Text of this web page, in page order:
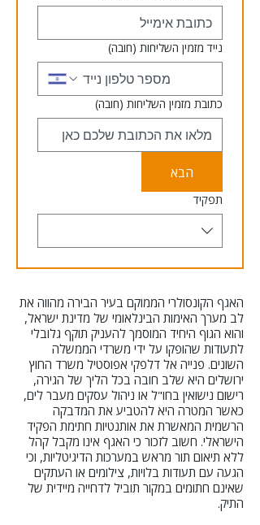
נייד מזמין השליחות (חובה)
כתובת מזמין השליחות (חובה)
הבא
תפקיד
האגף הקונסולרי הממוקם בעיר הבירה מהווה את
לב מערך האימות הבינלאומי של מדינת ישראל,
והוא הגוף היחיד המוסמך להעניק תוקף גלובלי
לתעודות שהופקו על ידי משרדי הממשלה
השונים. פנייה אל דלפקי אפוסטיל משרד החוץ
ירושלים היא שלב חובה בכל הליך של הגירה,
רישום נישואין בחו"ל או ניהול עסקים מעבר לים,
כאשר המטרה היא להטביע את המדבקה
הרשמית המאשרת את אותנטיות חתימת הפקיד
הישראלי. חשוב לזכור כי האגף אינו מקבל קהל
ללא תיאום תור מראש במערכות הדיגיטליות, וכי
הגעה עם תעודות בלויות, צילומים או העתקים
שאינם חתומים במקור תוביל לדחייה מיידית של
התיק.